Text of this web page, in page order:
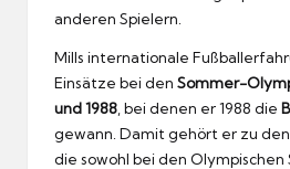
anderen Spielern.
Mills internationale
Einsätze bei den Sommer-
und 1988 , bei denen er 1988 die
gewann. Damit gehört er zu
die sowohl bei den Olympischen